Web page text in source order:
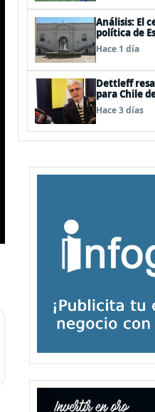
Análisis: El
política de
Hace 1 día
Dettleff
para Chile
la ONU de la
Continental
Hace 3 días